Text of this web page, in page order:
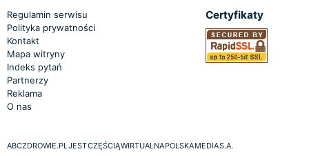
Regulamin serwisu
Polityka prywatności
Kontakt
Mapa witryny
Indeks pytań
Partnerzy
Reklama
O nas
Certyfikaty
ABCZDROWIE.PL JEST CZĘŚCIĄ WIRTUALNA POLSKA MEDIA S.A.